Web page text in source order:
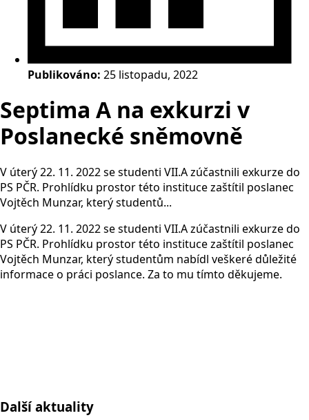
Publikováno: 25 listopadu, 2022
Septima A na exkurzi v
Poslanecké sněmovně
V úterý 22. 11. 2022 se studenti VII.A zúčastnili exkurze do
PS PČR. Prohlídku prostor této instituce zaštítil poslanec
Vojtěch Munzar, který studentů...
V úterý 22. 11. 2022 se studenti VII.A zúčastnili exkurze do
PS PČR. Prohlídku prostor této instituce zaštítil poslanec
Vojtěch Munzar, který studentům nabídl veškeré důležité
informace o práci poslance. Za to mu tímto děkujeme.
Další aktuality